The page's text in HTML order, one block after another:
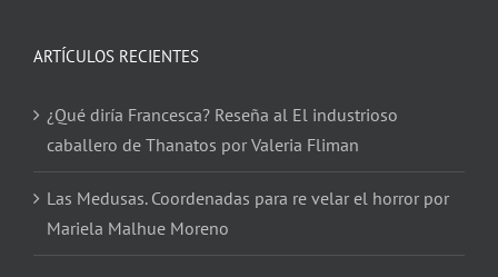
ARTÍCULOS RECIENTES
¿Qué diría Francesca? Reseña al El industrioso
caballero de Thanatos por Valeria Fliman
Las Medusas. Coordenadas para re velar el horror por
Mariela Malhue Moreno